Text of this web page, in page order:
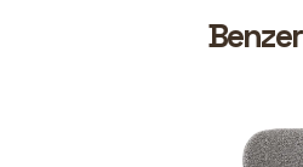
Benzer